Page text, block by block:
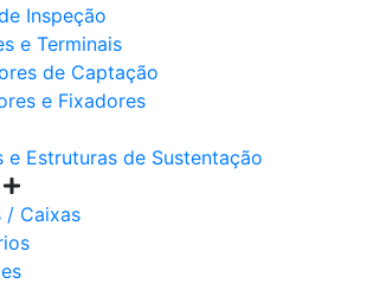
Inspeção
e Terminais
de Captação
e Fixadores
e Estruturas de Sustentação
/ Caixas